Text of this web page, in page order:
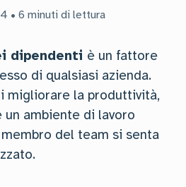
• 6 minuti di lettura
dipendenti è un fattore
di qualsiasi azienda.
migliorare la produttività,
un ambiente di lavoro
del team si senta